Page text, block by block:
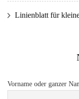
Linienblatt für
Vorname oder ganzer